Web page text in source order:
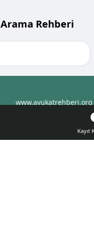
Arama Rehberi
www.avukatrehberi.org
Kayıt